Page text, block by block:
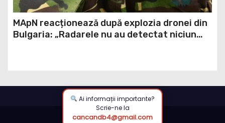
MApN reacționează după explozia dronei din
Bulgaria: „Radarele nu au detectat niciun
Ai informații importante?
Scrie-ne la
cancandb4@gmail.com